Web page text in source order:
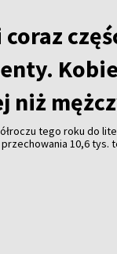
niż
tego roku do
10,6 tys.